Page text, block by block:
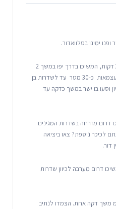
ופנו ימינו בסלוואדור.
כנסו אל שדרות ההגנה וסעו בה כ-2 דקות, המשיכו בדרך יפו במשך 2
דקות נוספות. אחר כך סעו בדרך העצמאות כ-30 מטר עד לשדרות בן
וסעו בו ישר במשך כדקה עד
דרום מזרחה בשדרות המגינים
לכיכר נוספת? צאו ביציאה
דור.
דרום מערבה לכיוון שדרות
משך דקה אחת. הצמדו לנתיב